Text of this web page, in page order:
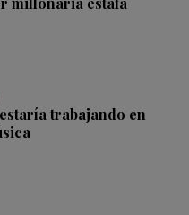
trabajando en